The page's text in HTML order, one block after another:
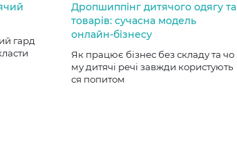
гард
Дропшиппінг дитячого одягу та
товарів: сучасна модель
онлайн-бізнесу
Як працює бізнес без складу та чо
му дитячі речі завжди користують
ся попитом